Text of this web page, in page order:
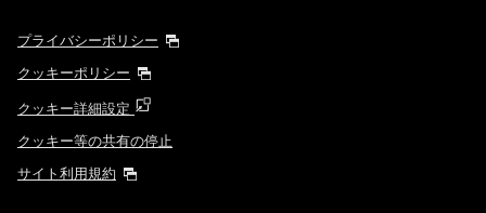
プライバシーポリシー
クッキーポリシー
クッキー詳細設定
クッキー等の共有の停止
サイト利用規約